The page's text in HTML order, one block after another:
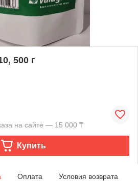
500 г
на сайте — 15 000 ₸
Купить
Оплата Условия возврата